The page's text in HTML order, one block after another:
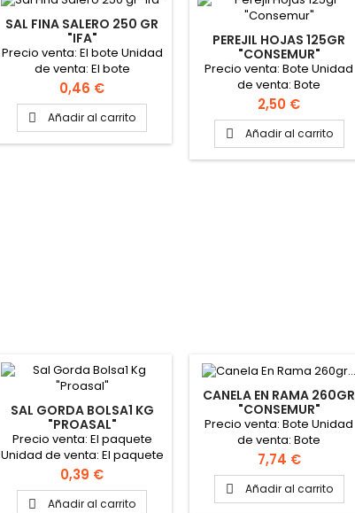
SAL FINA SALERO 250 GR
"IFA"
Precio venta: El bote Unidad
de venta: El bote
Precio
0,46 €
 Añadir al carrito
PEREJIL HOJAS 125GR
"CONSEMUR"
Precio venta: Bote Unidad
de venta: Bote
Precio
2,50 €
 Añadir al carrito
SAL GORDA BOLSA1 KG
"PROASAL"
Precio venta: El paquete
Unidad de venta: El paquete
Formato de la caja: 12
Paquetes
Precio
0,39 €
 Añadir al carrito
CANELA EN RAMA 260GR
"CONSEMUR"
Precio venta: Bote Unidad
de venta: Bote
Precio
7,74 €
 Añadir al carrito